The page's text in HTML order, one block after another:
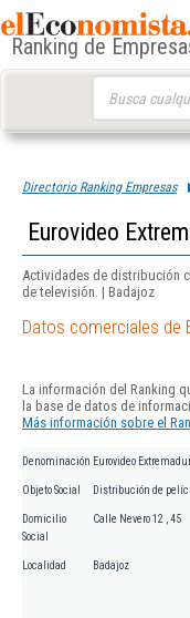
Ranking de
Directorio Ranking Empresas
Eurovideo
Actividades de distribución
de televisión. | Badajoz
Datos comerciales de
La información del Ranking
la base de datos de
Más información sobre el
Denominación Eurovideo
Objeto Social Distribución de
Domicilio
Social
Calle Nevero 12 , 45
Localidad Badajoz